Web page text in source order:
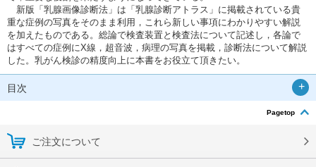
新版「乳腺画像診断法」は「乳腺診断アトラス」に掲載されている貴
重な症例の写真をそのまま利用，これら新しい事項にわかりやすい解説
を加えたものである。総論で検査装置と検査法について記述し，各論で
はすべての症例にX線，超音波，病理の写真を掲載，診断法について解説
した。乳がん検診の精度向上に本書をお役立て頂きたい。
目次
Pagetop
ご注文について